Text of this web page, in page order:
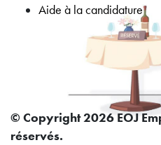
Aide à la candidature
© Copyright 2026 EOJ
réservés.